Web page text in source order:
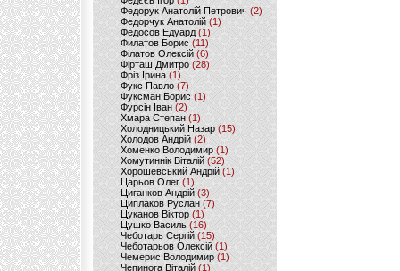
Федорук Анатолій Петрович (2)
Федорчук Анатолій (1)
Федосов Едуард (1)
Филатов Борис (11)
Філатов Олексій (6)
Фірташ Дмитро (28)
Фріз Ірина (1)
Фукс Павло (7)
Фуксман Борис (1)
Фурсін Іван (2)
Хмара Степан(1)
Холодницький Назар(15)
Холодов Андрій (2)
Хоменко Володимир (1)
Хомутиннік Віталій (52)
Хорошевський Андрій (1)
Царьов Олег (1)
Циганков Андрій (3)
Циплаков Руслан(7)
Цуканов Віктор (1)
Цушко Василь (16)
Чеботарь Сергій (15)
Чеботарьов Олексій (1)
Чемерис Володимир (1)
Чепинога Віталій (1)